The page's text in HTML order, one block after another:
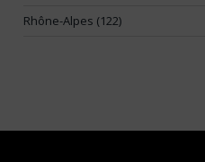
Rhône-Alpes (122)